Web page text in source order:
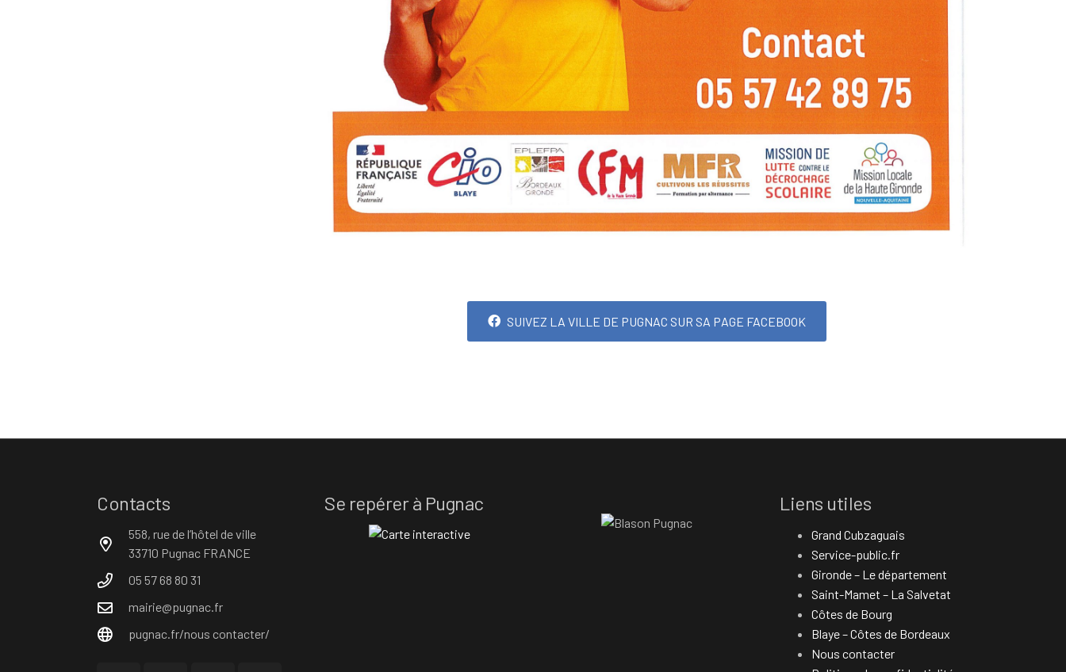
SUIVEZ LA VILLE DE PUGNAC SUR SA PAGE FACEBOOK
Contacts
558, rue de l’hôtel de ville
33710 Pugnac FRANCE
05 57 68 80 31
mairie@pugnac.fr
pugnac.fr/nous contacter/
Se repérer à Pugnac Liens utiles
Grand Cubzaguais
Service-public.fr
Gironde – Le département
Saint-Mamet – La Salvetat
Côtes de Bourg
Blaye – Côtes de Bordeaux
Nous contacter